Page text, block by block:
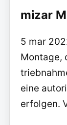
mizar
5 mar
Montage,
eine
erfolgen.